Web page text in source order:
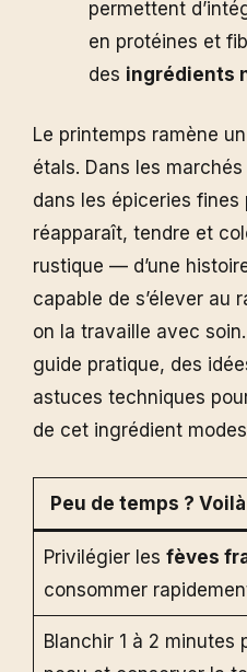
permettent
en protéines et
des ingrédients
Le printemps ramène
étals. Dans les
dans les épiceries fines
réapparaît, tendre et
rustique — d’une
capable de s’élever au
on la travaille avec
guide pratique, des
astuces techniques
de cet ingrédient
Peu de temps ?
Privilégier les fèves
consommer
Blanchir 1 à 2 minutes